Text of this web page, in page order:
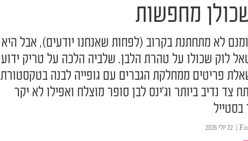
מחפשות
לא מתחתנת בקרוב (לפחות שאנחנו יודעים), אבל היא
לוק שכולו על טהרת הלבן. שלביה הלכה על טריק ידוע
פריטים ממחלקת הגברים עם גופייה לבנה בטקסטורת
צד נדיב ביותר וג'ינס לבן סופר מוצלח ואפילו לא יקר
בסטייל